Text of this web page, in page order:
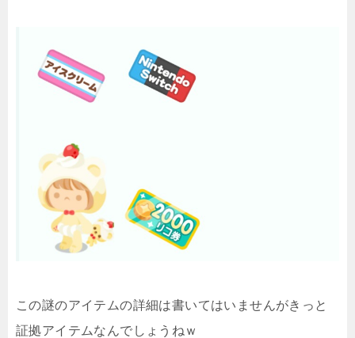
この謎のアイテムの詳細は書いてはいませんがきっと
証拠アイテムなんでしょうねｗ